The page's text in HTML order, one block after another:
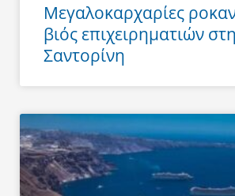
Μεγαλοκαρχαρίες
βιός επιχειρηματιών
Σαντορίνη